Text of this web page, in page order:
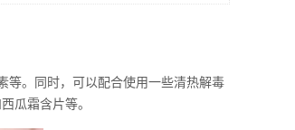
等。同时，可以配合使用一些清热解毒
瓜霜含片等。